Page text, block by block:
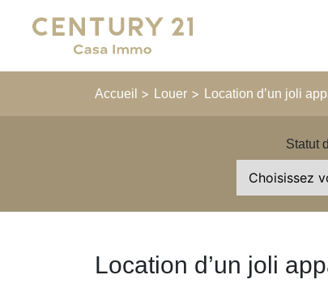
Main Navigation
Accueil > Louer > Location d’un joli
Statut
Location d’un joli